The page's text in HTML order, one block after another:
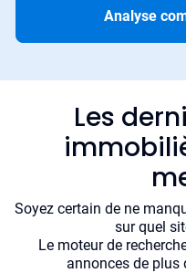
Analyse
Les
Soyez certain de ne
sur quel
Le moteur de
annonces de plus